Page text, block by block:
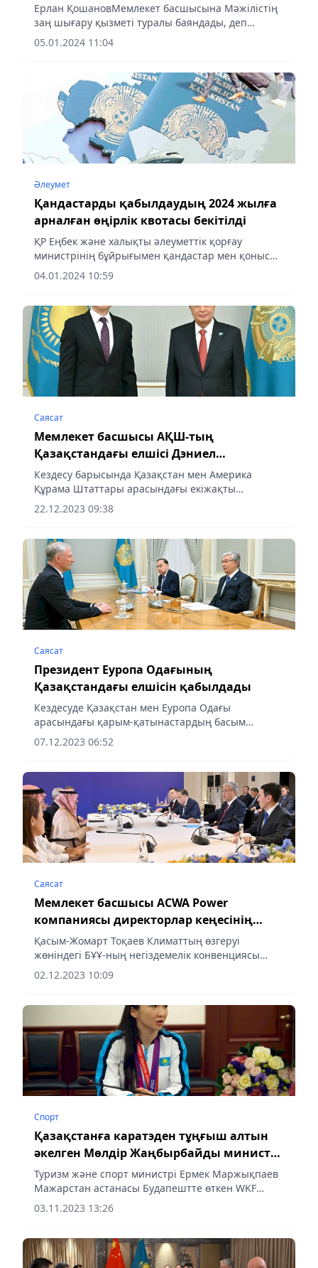
Ерлан ҚошановМемлекет басшысына Мәжілістің
заң шығару қызметі туралы баяндады, деп
хабарлайды аlmaty-akshamy.kz.
05.01.2024 11:04
Әлеумет
Қандастарды қабылдаудың 2024 жылға
арналған өңірлік квотасы бекітілді
ҚР Еңбек және халықты әлеуметтік қорғау
министрінің бұйрығымен қандастар мен қоныс
аударушыларды қабылдаудың 2024 жылға
арналған өңірлік квотасы 9 483 адам деп
04.01.2024 10:59
Саясат
Мемлекет басшысы АҚШ-тың
Қазақстандағы елшісі Дэниел
Розенблюмді қабылдады
Кездесу барысында Қазақстан мен Америка
Құрама Штаттары арасындағы екіжақты
қатынастарды дамытуға, сондай-ақ жаһандық
және өңірлік қауіпсіздікке қатысты өзекті
22.12.2023 09:38
Саясат
Президент Еуропа Одағының
Қазақстандағы елшісін қабылдады
Кездесуде Қазақстан мен Еуропа Одағы
арасындағы қарым-қатынастардың басым
бағыттары қарастырылды.
07.12.2023 06:52
Саясат
Мемлекет басшысы ACWA Power
компаниясы директорлар кеңесінің
төрағасы Мұхаммед Абунайянды
қабылдады
Қасым-Жомарт Тоқаев Климаттың өзгеруі
жөніндегі БҰҰ-ның негіздемелік конвенциясы
тараптарының 28-ші конференциясы аясында
ACWA Power компаниясы директорлар кеңесінің
02.12.2023 10:09
Спорт
Қазақстанға каратэден тұңғыш алтын
әкелген Мөлдір Жаңбырбайды министр
қабылдады
Туризм және спорт министрі Ермек Маржықпаев
Мажарстан астанасы Будапештте өткен WKF
каратэден әлем чемпионатында еліміздің Көк
Туын биікте желбіретіп, Қазақстанға тарихи
03.11.2023 13:26